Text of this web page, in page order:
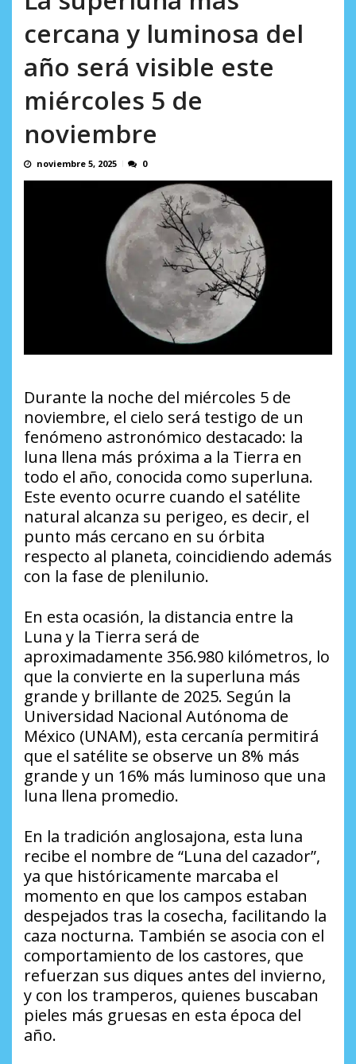
cercana y luminosa del
año será visible este
miércoles 5 de
noviembre
noviembre 5, 2025 0
Durante la noche del miércoles 5 de
noviembre, el cielo será testigo de un
fenómeno astronómico destacado: la
luna llena más próxima a la Tierra en
todo el año, conocida como superluna.
Este evento ocurre cuando el satélite
natural alcanza su perigeo, es decir, el
punto más cercano en su órbita
respecto al planeta, coincidiendo además
con la fase de plenilunio.
En esta ocasión, la distancia entre la
Luna y la Tierra será de
aproximadamente 356.980 kilómetros, lo
que la convierte en la superluna más
grande y brillante de 2025. Según la
Universidad Nacional Autónoma de
México (UNAM), esta cercanía permitirá
que el satélite se observe un 8% más
grande y un 16% más luminoso que una
luna llena promedio.
En la tradición anglosajona, esta luna
recibe el nombre de “Luna del cazador”,
ya que históricamente marcaba el
momento en que los campos estaban
despejados tras la cosecha, facilitando la
caza nocturna. También se asocia con el
comportamiento de los castores, que
refuerzan sus diques antes del invierno,
y con los tramperos, quienes buscaban
pieles más gruesas en esta época del
año.